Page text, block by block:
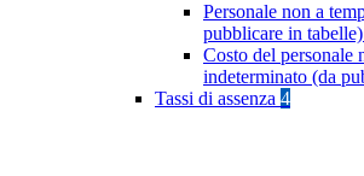
Personale non a
pubblicare in tabelle)
Costo del personale
indeterminato (da
Tassi di assenza 4